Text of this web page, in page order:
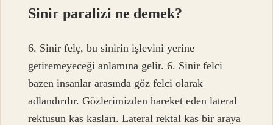
Sinir paralizi ne demek?
6. Sinir felç, bu sinirin işlevini yerine
getiremeyeceği anlamına gelir. 6. Sinir felci
bazen insanlar arasında göz felci olarak
adlandırılır. Gözlerimizden hareket eden lateral
rektusun kas kasları. Lateral rektal kas bir araya